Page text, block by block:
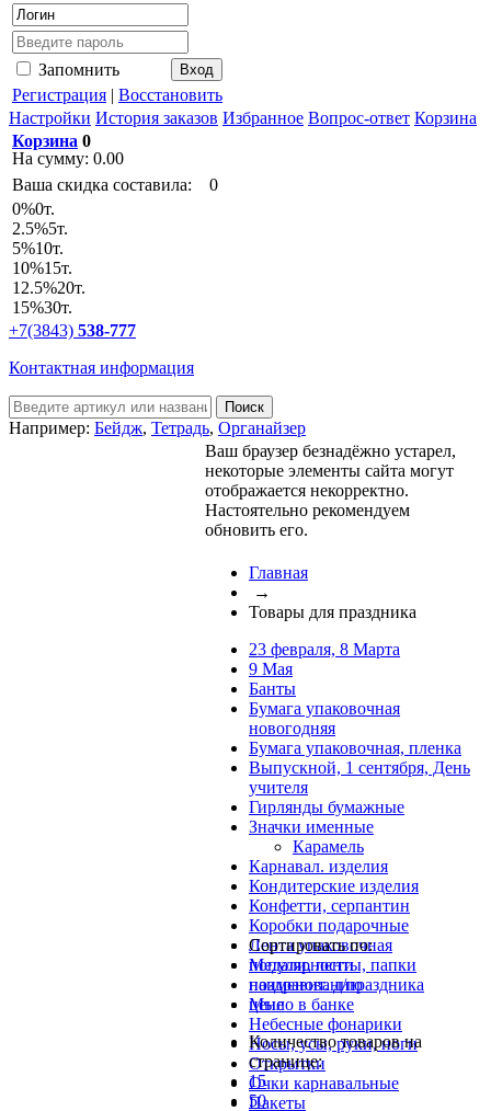
Запомнить
Регистрация | Восстановить
Настройки История заказов Избранное Вопрос-ответ Корзина
Корзина 0
На сумму: 0.00
Ваша скидка составила:
0
0%0т.
2.5%5т.
5%10т.
10%15т.
12.5%20т.
15%30т.
+7(3843) 538-777
Контактная информация
Например: Бейдж, Тетрадь, Органайзер
Ваш браузер безнадёжно устарел,
некоторые элементы сайта могут
отображается некорректно.
Настоятельно рекомендуем
обновить его.
Главная
→
Товары для праздника
23 февраля, 8 Марта
9 Мая
Банты
Бумага упаковочная
новогодняя
Бумага упаковочная, пленка
Выпускной, 1 сентября, День
учителя
Гирлянды бумажные
Значки именные
Карамель
Карнавал. изделия
Кондитерские изделия
Конфетти, серпантин
Коробки подарочные
Лента упаковочная
Медали, ленты, папки
поздравит. д/праздника
Мыло в банке
Небесные фонарики
Носы, усы, руки, ноги
Открытки
Очки карнавальные
Пакеты
Сортировать по:
популярности
наименованию
цене
Количество товаров на
странице:
15
50